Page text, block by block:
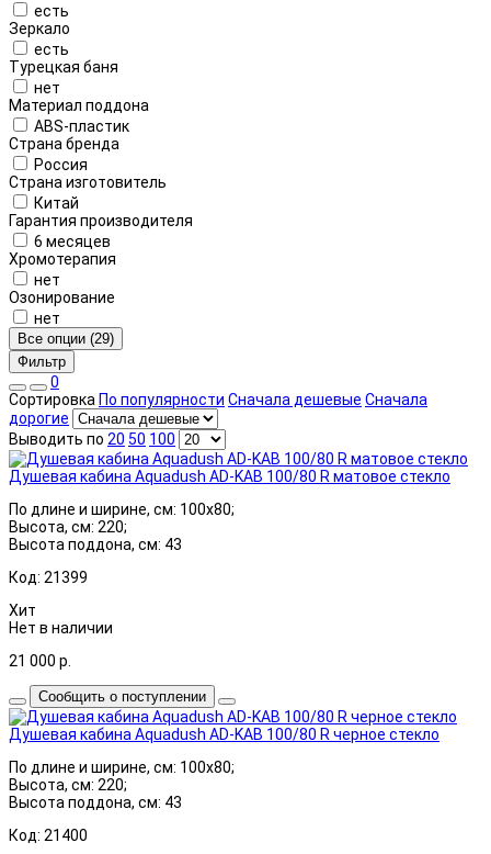
есть
Зеркало
есть
Турецкая баня
нет
Материал поддона
ABS-пластик
Страна бренда
Россия
Страна изготовитель
Китай
Гарантия производителя
6 месяцев
Хромотерапия
нет
Озонирование
нет
Все опции (29)
Фильтр
0
Сортировка По популярности Сначала дешевые Сначала
дорогие
Выводить по 20 50 100
Душевая кабина Aquadush AD-KAB 100/80 R матовое стекло
По длине и ширине, см: 100x80;
Высота, см: 220;
Высота поддона, см: 43
Код: 21399
Хит
Нет в наличии
21 000 р.
Сообщить о поступлении
Душевая кабина Aquadush AD-KAB 100/80 R черное стекло
По длине и ширине, см: 100x80;
Высота, см: 220;
Высота поддона, см: 43
Код: 21400